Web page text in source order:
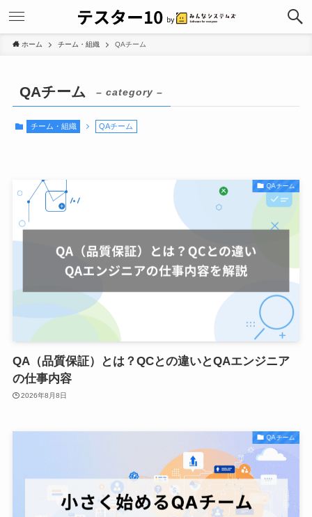
ホーム チーム・組織 QAチーム
QAチーム – category –
チーム・組織 QAチーム
QAチーム
QA（品質保証）とは？QCとの違いとQAエンジニア
の仕事内容
2026年8月8日
QAチーム